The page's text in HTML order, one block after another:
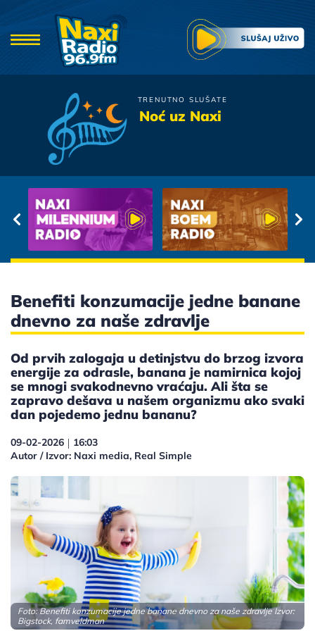
TRENUTNO SLUŠATE
Noć uz Naxi
Djordje Balasevic
Benefiti konzumacije jedne banane
dnevno za naše zdravlje
Od prvih zalogaja u detinjstvu do brzog izvora
energije za odrasle, banana je namirnica kojoj
se mnogi svakodnevno vraćaju. Ali šta se
zapravo dešava u našem organizmu ako svaki
dan pojedemo jednu bananu?
09-02-2026 | 16:03
Autor / Izvor: Naxi media, Real Simple
Foto: Benefiti konzumacije jedne banane dnevno za naše zdravlje Izvor:
Bigstock, famveldman